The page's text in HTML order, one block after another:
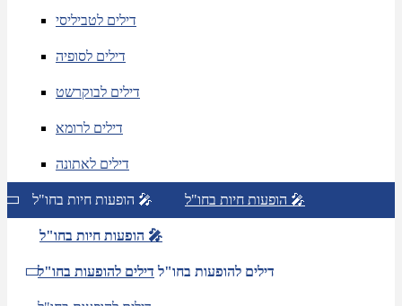
דילים לטביליסי
דילים לסופיה
דילים לבוקרשט
דילים לרומא
דילים לאתונה
הופעות חיות בחו"ל 🎤 הופעות חיות בחו"ל 🎤
הופעות חיות בחו"ל 🎤
דילים להופעות בחו"ל דילים להופעות בחו"ל